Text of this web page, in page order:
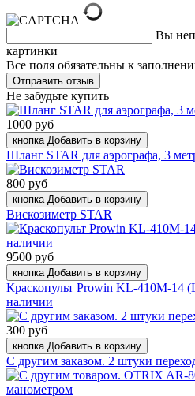
Вы
картинки
Все поля обязательны к
Не забудьте купить
1000 руб
кнопка Добавить в корзину
Шланг STAR для аэрографа, 3
800 руб
кнопка Добавить в корзину
Вискозиметр STAR
9500 руб
кнопка Добавить в корзину
Краскопульт Prowin KL-410M-14
наличии
300 руб
кнопка Добавить в корзину
С другим заказом. 2 штуки